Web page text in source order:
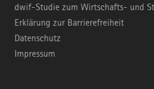
dwif-Studie zum Wirtschafts- und
Erklärung zur Barrierefreiheit
Datenschutz
Impressum